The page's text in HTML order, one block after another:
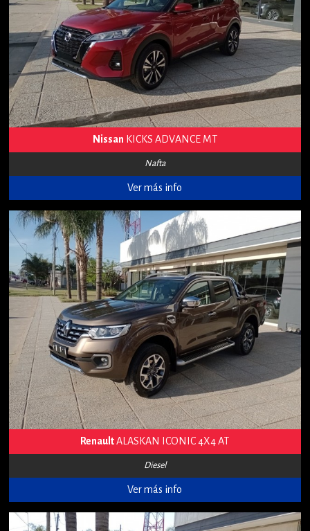
Nissan KICKS ADVANCE MT
Nafta
Ver más info
RenaultALASKAN ICONIC 4X4 AT
Diesel
Ver más info